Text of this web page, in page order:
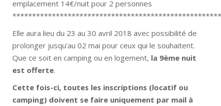
emplacement 14€/nuit pour 2 personnes
Elle aura lieu du 23 au 30 avril 2018 avec possibilité de
prolonger jusqu’au 02 mai pour ceux qui le souhaitent.
Que ce soit en camping ou en logement, la 9ème nuit
est offerte.
Cette fois-ci, toutes les inscriptions (locatif ou
camping) doivent se faire uniquement par mail à